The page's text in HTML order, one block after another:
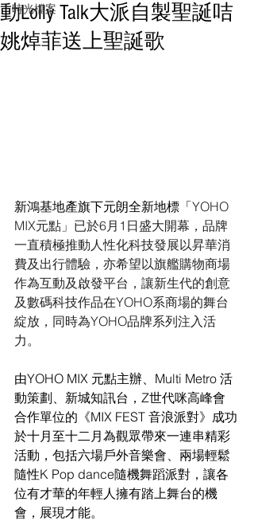
時光檔案
動Lolly Talk大派自製聖誕咭
姚焯菲送上聖誕歌
新鴻基地產旗下元朗全新地標「YOHO
MIX元點」已於6月1日盛大開幕，品牌
一直積極推動人性化科技發展以昇華消
費及出行體驗，亦希望以旗艦購物商場
作為互動及啟發平台，讓新生代的創意
及數碼科技作品在YOHO系商場的舞台
綻放，同時為YOHO品牌系列注入活
力。
由YOHO MIX 元點主辦、Multi Metro 活
動策劃、新城知訊台，Z世代咪高峰會
合作單位的《MIX FEST 音浪派對》成功
於十月至十二月為觀眾帶來一連串精彩
活動，包括六場戶外音樂會、兩場輕鬆
隨性K Pop dance隨機舞蹈派對，讓各
位有才華的年輕人擁有踏上舞台的機
會，展現才能。